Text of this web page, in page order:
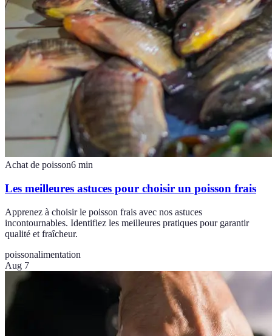
Achat de poisson6 min
Les meilleures astuces pour choisir un poisson frais
Apprenez à choisir le poisson frais avec nos astuces
incontournables. Identifiez les meilleures pratiques pour garantir
qualité et fraîcheur.
poissonalimentation
Aug 7